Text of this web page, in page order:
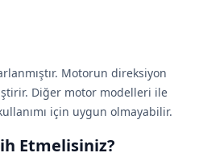
Motorun direksiyon
Diğer motor modelleri ile
için uygun olmayabilir.
Etmelisiniz?